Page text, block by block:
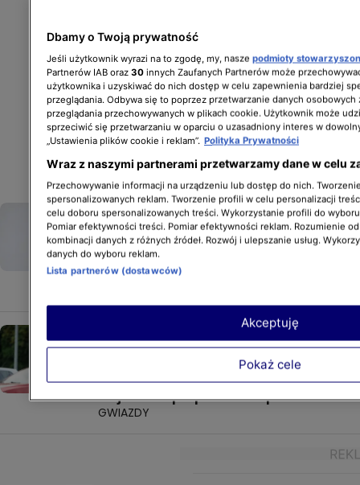
Jolanta Kwaśniewska nie zamierza
rezygnować z pracy. Ile emerytury
otrzymuje żona byłego
prezydenta?
Piotr Polk wyznał prawdę
po latach. "Przestrzegano mnie,
żebym nie oznajmiał światu,
że jestem po przeszczepie"
GWIAZDY
Dbamy o Twoją prywatność
Jeśli użytkownik wyrazi na to zgodę, my, nasze podmioty
Partnerów IAB oraz 30 innych Zaufanych Partnerów może
użytkownika i uzyskiwać do nich dostęp w celu zapewnienia bardziej
przeglądania. Odbywa się to poprzez przetwarzanie danych osobowych
przeglądania przechowywanych w plikach cookie. Użytkownik może
sprzeciwić się przetwarzaniu w oparciu o uzasadniony interes w
„Ustawienia plików cookie i reklam”. Polityka Prywatności
Wraz z naszymi partnerami przetwarzamy dane w celu
Przechowywanie informacji na urządzeniu lub dostęp do nich.
spersonalizowanych reklam. Tworzenie profili w celu personalizacji
celu doboru spersonalizowanych treści. Wykorzystanie profili do
Pomiar efektywności treści. Pomiar efektywności reklam. Rozumienie
kombinacji danych z różnych źródeł. Rozwój i ulepszanie usług.
danych do wyboru reklam.
Lista partnerów (dostawców)
Pokaż cele
Akceptuję